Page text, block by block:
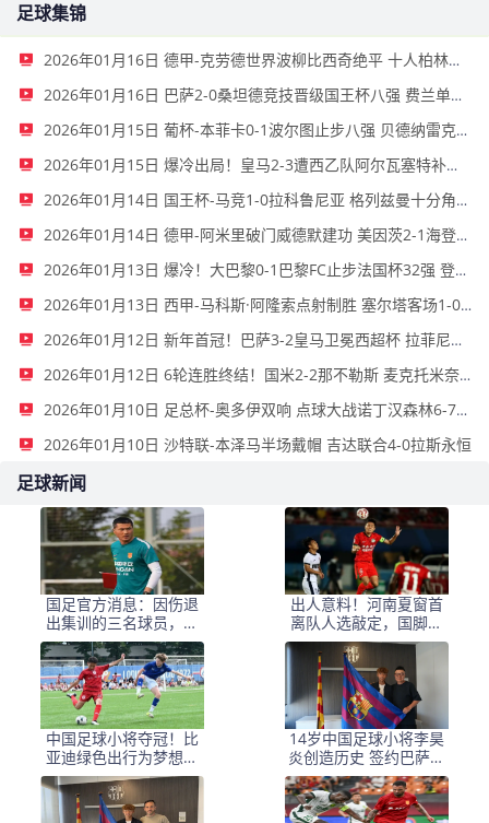
足球集锦
2026年01月16日 德甲-克劳德世界波柳比西奇绝平 十人柏林联合1-1奥格斯堡
2026年01月16日 巴萨2-0桑坦德竞技晋级国王杯八强 费兰单刀球破门亚马尔建功
2026年01月15日 葡杯-本菲卡0-1波尔图止步八强 贝德纳雷克制胜帕夫利季斯失良机
2026年01月15日 爆冷出局！皇马2-3遭西乙队阿尔瓦塞特补时绝杀 无缘国王杯8强
2026年01月14日 国王杯-马竞1-0拉科鲁尼亚 格列兹曼十分角任意球破门+远射中横梁
2026年01月14日 德甲-阿米里破门威德默建功 美因茨2-1海登海姆
2026年01月13日 爆冷！大巴黎0-1巴黎FC止步法国杯32强 登贝莱失单刀埃梅里中框
2026年01月13日 西甲-马科斯·阿隆索点射制胜 塞尔塔客场1-0塞维利亚
2026年01月12日 新年首冠！巴萨3-2皇马卫冕西超杯 拉菲尼亚双响维尼修斯一条龙
2026年01月12日 6轮连胜终结！国米2-2那不勒斯 麦克托米奈双响恰20点射孔蒂染红
2026年01月10日 足总杯-奥多伊双响 点球大战诺丁汉森林6-7雷克瑟姆
2026年01月10日 沙特联-本泽马半场戴帽 吉达联合4-0拉斯永恒
足球新闻
国足官方消息：因伤退
出集训的三名球员，热
身赛阵容考量升级
出人意料！河南夏窗首
离队人选敲定，国脚后
卫遭清理，水货外援反
倒安然留至合同到期
中国足球小将夺冠！比
亚迪绿色出行为梦想护
航，实力双向奔赴
14岁中国足球小将李昊
炎创造历史 签约巴萨拉
玛西亚U15